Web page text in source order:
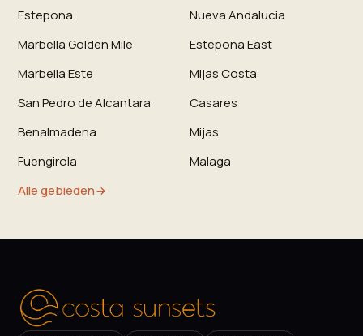
Estepona
Nueva Andalucia
Marbella Golden Mile
Estepona East
Marbella Este
Mijas Costa
San Pedro de Alcantara
Casares
Benalmadena
Mijas
Fuengirola
Malaga
Alle gebieden